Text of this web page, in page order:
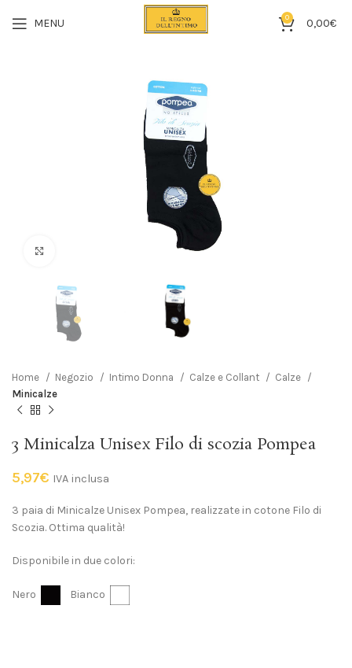
MENU 0 0,00€
Home Negozio Intimo Donna Calze e Collant
Calze
Minicalze
3 Minicalza Unisex Filo di scozia Pompea
5,97€ IVA inclusa
3 paia di Minicalze Unisex Pompea, realizzate in cotone Filo di
Scozia. Ottima qualità!
Disponibile in due colori:
Nero Bianco